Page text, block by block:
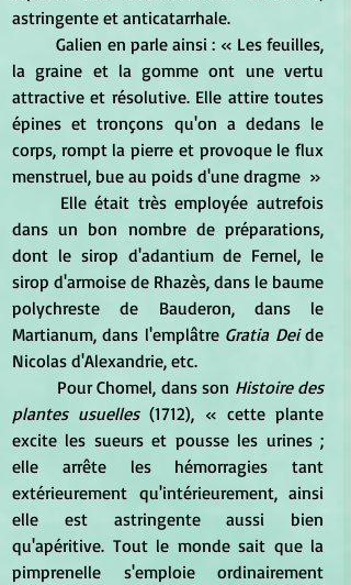
astringente et anticatarrhale.
	Galien en parle ainsi : « Les feuilles,
la graine et la gomme ont une vertu
attractive et résolutive. Elle attire toutes
épines et tronçons qu'on a dedans le
corps, rompt la pierre et provoque le flux
menstruel, bue au poids d'une dragme  »
dans un bon nombre de préparations,
dont le sirop d'adantium de Fernel, le
sirop d'armoise de Rhazès, dans le baume
polychreste de Bauderon, dans le
Martianum, dans l'emplâtre Gratia Dei de
Nicolas d'Alexandrie, etc.
	Pour Chomel, dans son
Histoire des
plantes usuelles (1712), « cette plante
excite les sueurs et pousse les urines ;
elle arrête les hémorragies tant
extérieurement qu'intérieurement, ainsi
elle est astringente aussi bien
qu'apéritive. Tout le monde sait que la
pimprenelle s'emploie ordinairement